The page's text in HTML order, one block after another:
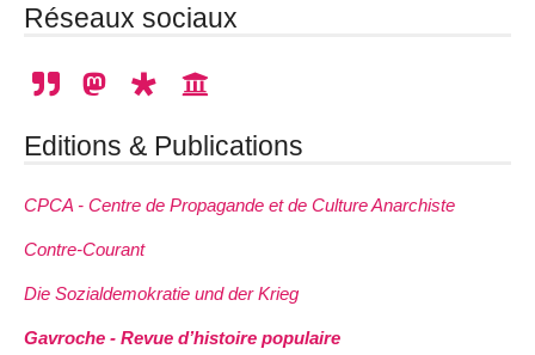
Réseaux sociaux
Editions & Publications
CPCA - Centre de Propagande et de Culture Anarchiste
Contre-Courant
Die Sozialdemokratie und der Krieg
Gavroche - Revue d’histoire populaire